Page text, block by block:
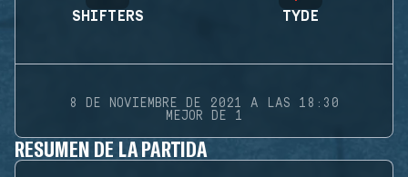
SHIFTERS TYDE
8 DE NOVIEMBRE DE 2021 A LAS 18:30
MEJOR DE 1
RESUMEN DE LA PARTIDA